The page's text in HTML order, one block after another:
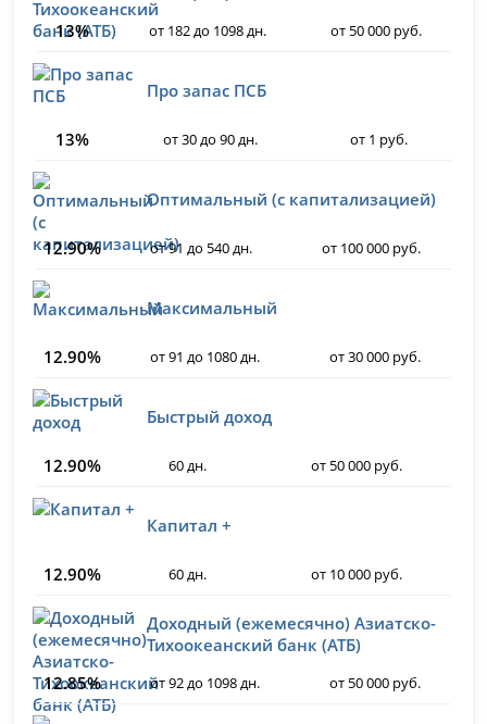
13%
от 182 до 1098 дн. от 50 000 руб.
Про запас ПСБ
13% от 30 до 90 дн. от 1 руб.
Оптимальный (с капитализацией)
12.90% от 91 до 540 дн. от 100 000 руб.
Максимальный
12.90% от 91 до 1080 дн. от 30 000 руб.
Быстрый доход
12.90% 60 дн. от 50 000 руб.
Капитал +
12.90% 60 дн. от 10 000 руб.
Доходный (ежемесячно) Азиатско-
Тихоокеанский банк (АТБ)
12.85%
от 92 до 1098 дн. от 50 000 руб.